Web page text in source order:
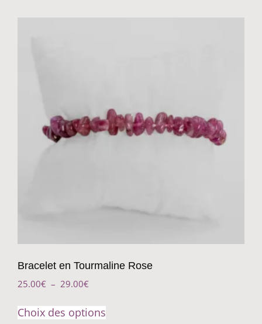
Bracelet en Tourmaline Rose
25.00€ – 29.00€
Choix des options